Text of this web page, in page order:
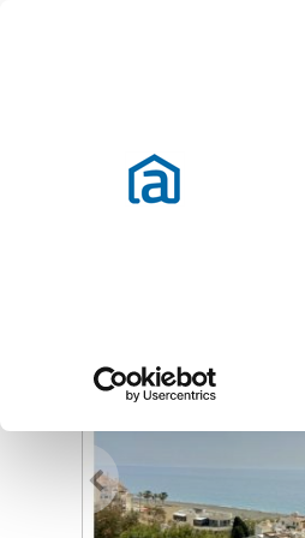
Alquiler pisos Málaga